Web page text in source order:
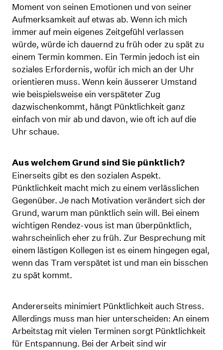
Moment von seinen Emotionen und von seiner
Aufmerksamkeit auf etwas ab. Wenn ich mich
immer auf mein eigenes Zeitgefühl verlassen
würde, würde ich dauernd zu früh oder zu spät zu
einem Termin kommen. Ein Termin jedoch ist ein
soziales Erfordernis, wofür ich mich an der Uhr
orientieren muss. Wenn kein äusserer Umstand
wie beispielsweise ein verspäteter Zug
dazwischenkommt, hängt Pünktlichkeit ganz
einfach von mir ab und davon, wie oft ich auf die
Uhr schaue.
Aus welchem Grund sind Sie pünktlich?
Einerseits gibt es den sozialen Aspekt.
Pünktlichkeit macht mich zu einem verlässlichen
Gegenüber. Je nach Motivation verändert sich der
Grund, warum man pünktlich sein will. Bei einem
wichtigen Rendez-vous ist man überpünktlich,
wahrscheinlich eher zu früh. Zur Besprechung mit
einem lästigen Kollegen ist es einem hingegen egal,
wenn das Tram verspätet ist und man ein bisschen
zu spät kommt.
Andererseits minimiert Pünktlichkeit auch Stress.
Allerdings muss man hier unterscheiden: An einem
Arbeitstag mit vielen Terminen sorgt Pünktlichkeit
für Entspannung. Bei der Arbeit sind wir